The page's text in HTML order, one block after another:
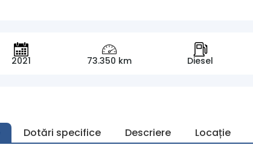
2021 73.350 km Diesel
Dotări specifice Descriere Locație